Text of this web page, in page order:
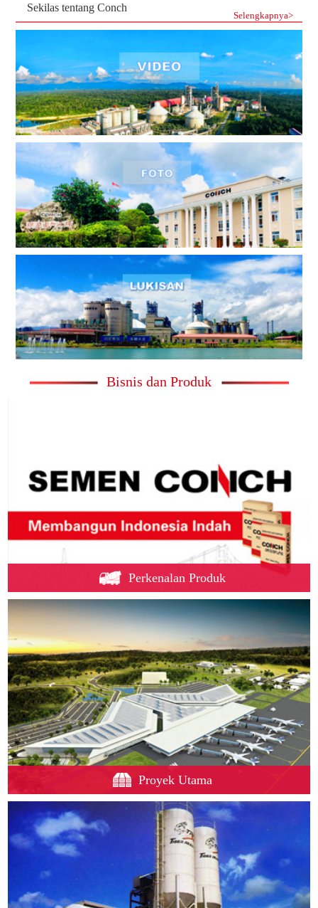
Belajar Dari Sandy Karyawan Teladan Dari Departemen PLTU
Listrik Tim 1 -Tim Terkemuka Tahun 2021 PT.CSKC
Tim Mekanik-Tim Terkemuka Tahun 2021 PT.CSKC
Sekilas tentang Conch
Selengkapnya>
Bisnis dan Produk
Perkenalan Produk
Proyek Utama